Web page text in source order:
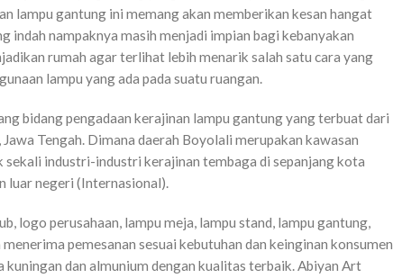
lampu gantung ini memang akan memberikan kesan hangat
nampaknya masih menjadi impian bagi kebanyakan
rumah agar terlihat lebih menarik salah satu cara yang
lampu yang ada pada suatu ruangan.
bidang pengadaan kerajinan lampu gantung yang terbuat dari
Tengah. Dimana daerah Boyolali merupakan kawasan
industri-industri kerajinan tembaga di sepanjang kota
luar negeri (Internasional).
logo perusahaan, lampu meja, lampu stand, lampu gantung,
pemesanan sesuai kebutuhan dan keinginan konsumen
dan almunium dengan kualitas terbaik. Abiyan Art